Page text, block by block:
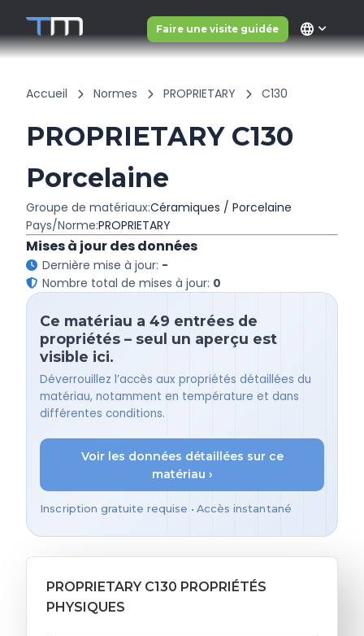
Faire une visite guidée language
Accueil Normes PROPRIETARY C130
PROPRIETARY C130
Porcelaine
Groupe de matériaux:Céramiques / Porcelaine
Pays/Norme:PROPRIETARY
Mises à jour des données
Dernière mise à jour: -
Nombre total de mises à jour: 0
Ce matériau a 49 entrées de
propriétés – seul un aperçu est
visible ici.
Déverrouillez l’accès aux propriétés détaillées du
matériau, notamment en température et dans
différentes conditions.
Voir les données détaillées sur ce
matériau ›
Inscription gratuite requise • Accès instantané
PROPRIETARY C130 PROPRIÉTÉS
PHYSIQUES